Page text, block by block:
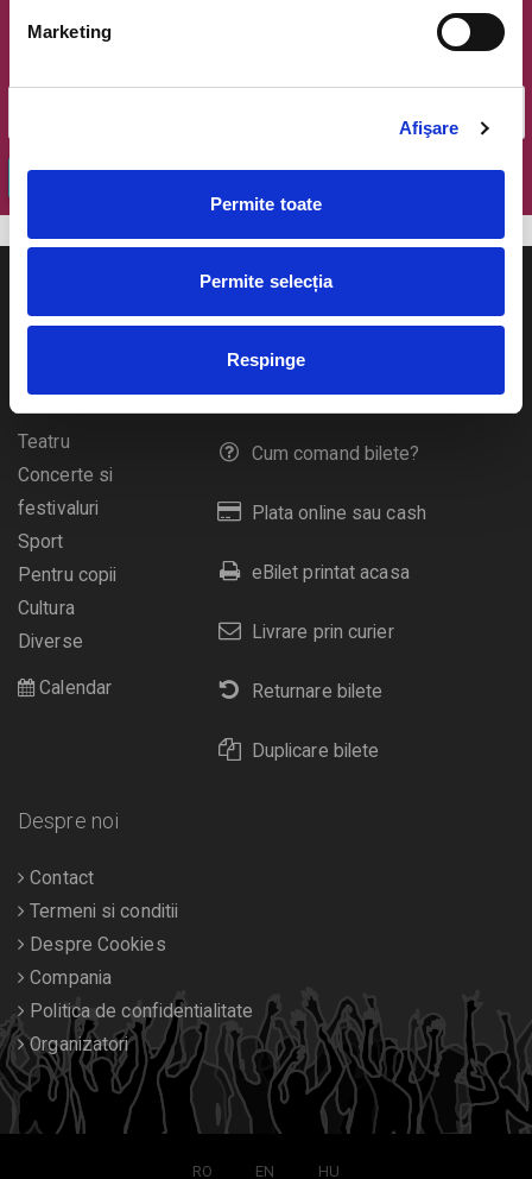
Marketing
Afişare
Permite toate
Permite selecția
Respinge
Oferte exclusive si o editie saptamanala cu cele mai noi
OK
Cum comand bilete?
Plata online sau cash
eBilet printat acasa
Livrare prin curier
Returnare bilete
Duplicare bilete
Teatru
Concerte si
festivaluri
Sport
Pentru copii
Cultura
Diverse
Calendar
Despre noi
Contact
Termeni si conditii
Despre Cookies
Compania
Politica de confidentialitate
Organizatori
RO EN HU